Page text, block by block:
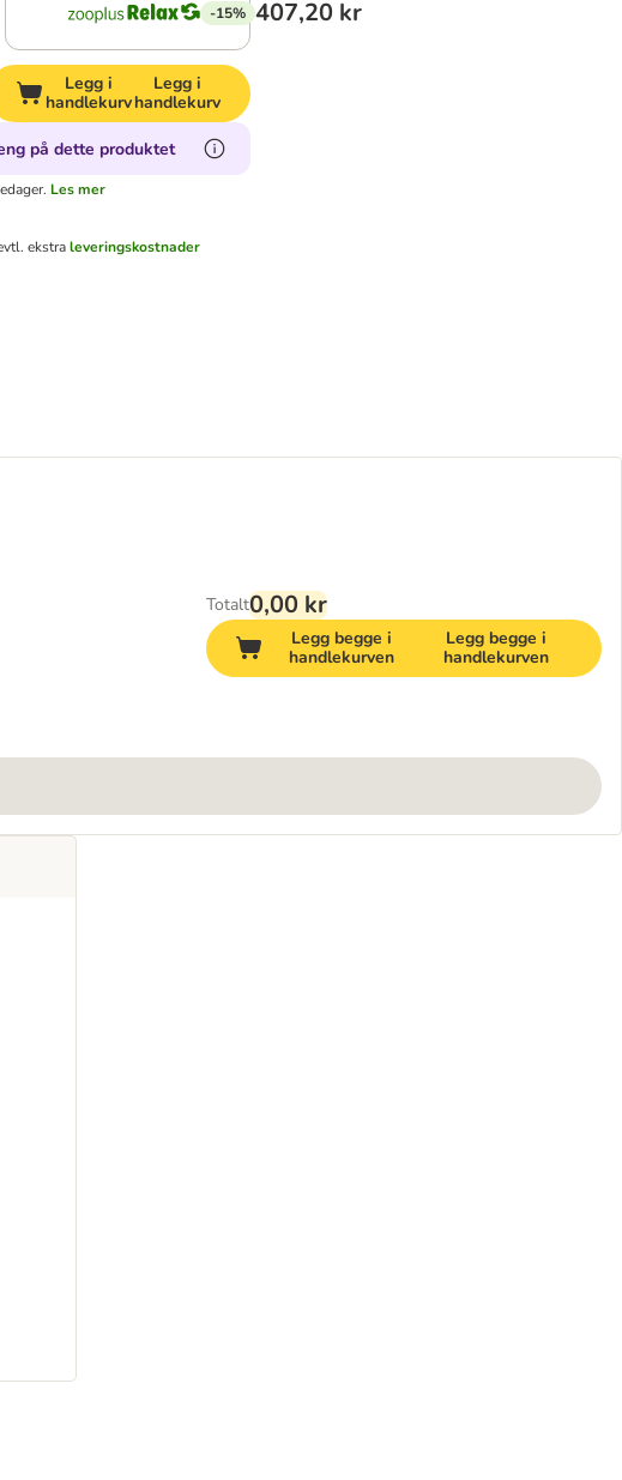
-15% 407,20 kr
Legg i
handlekurv
Legg i
handlekurv
på dette produktet
Les mer
ekstraleveringskostnader
Totalt0,00 kr
Legg begge i
handlekurven
Legg begge i
handlekurven